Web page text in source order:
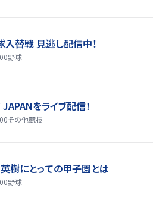
替戦 見逃し配信中！
野球
をライブ配信！
その他競技
樹にとっての甲子園とは
野球